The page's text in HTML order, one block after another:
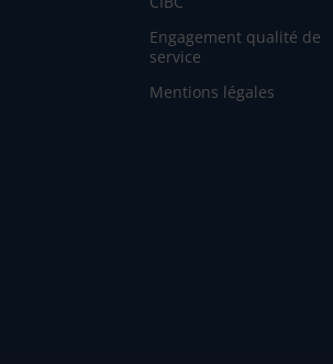
Engagement qualité de
service
Mentions légales